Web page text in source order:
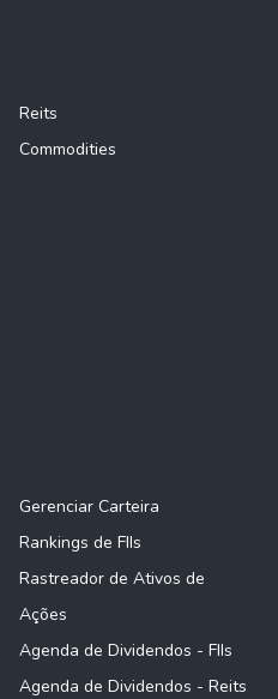
Reits
Commodities
Gerenciar Carteira
Rankings de FIIs
Rastreador de Ativos de
Ações
Agenda de Dividendos - FIIs
Agenda de Dividendos - Reits